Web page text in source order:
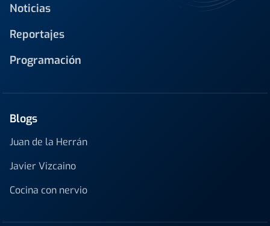
Noticias
Reportajes
Programación
Blogs
Juan de la Herrán
Javier Vizcaino
Cocina con nervio